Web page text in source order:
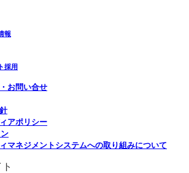
報
採用
お問い合せ
アポリシー
マネジメントシステムへの取り組みについて